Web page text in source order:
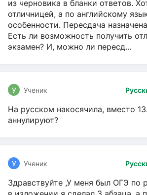
из черновика в бланки ответов.
отличницей, а по английскому
особенности. Пересдача
Есть ли возможность получить
экзамен? И, можно ли пересд...
У Ученик
На русском накосячила, вместо
аннулируют?
У Ученик
Здравствуйте ,У меня был ОГЭ по